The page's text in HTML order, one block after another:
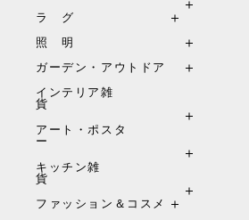
ラ グ
照 明
ガーデン・アウトドア
インテリア雑
貨
アート・ポスタ
ー
キッチン雑
貨
ファッション＆コスメ